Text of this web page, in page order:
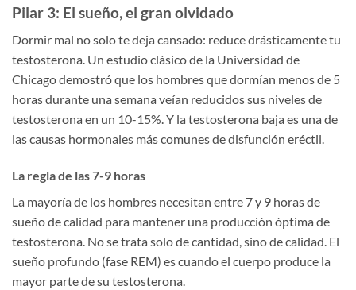
Pilar 3: El sueño, el gran olvidado
Dormir mal no solo te deja cansado: reduce drásticamente tu
testosterona. Un estudio clásico de la Universidad de
Chicago demostró que los hombres que dormían menos de 5
horas durante una semana veían reducidos sus niveles de
testosterona en un 10-15%. Y la testosterona baja es una de
las causas hormonales más comunes de disfunción eréctil.
La regla de las 7-9 horas
La mayoría de los hombres necesitan entre 7 y 9 horas de
sueño de calidad para mantener una producción óptima de
testosterona. No se trata solo de cantidad, sino de calidad. El
sueño profundo (fase REM) es cuando el cuerpo produce la
mayor parte de su testosterona.